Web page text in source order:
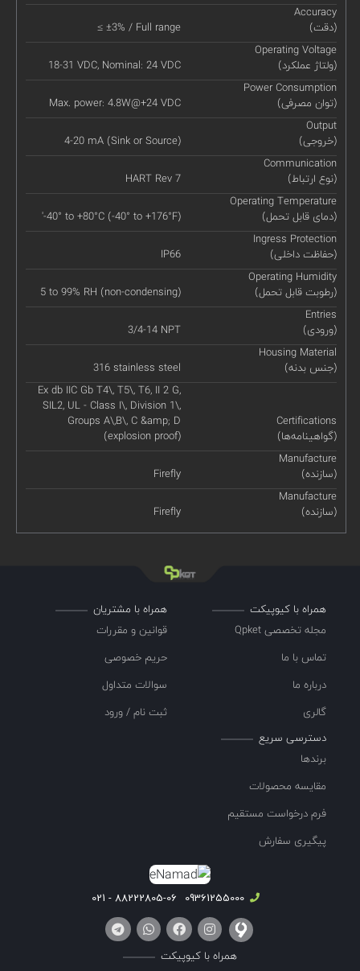
Accuracy
(دقت)
≤ ±3% / Full range
Operating Voltage
(ولتاژ عملکرد)
18-31 VDC, Nominal: 24 VDC
Power Consumption
(توان مصرفی)
Max. power: 4.8W@+24 VDC
Output
(خروجی)
4-20 mA (Sink or Source)
Communication
(نوع ارتباط)
HART Rev 7
Operating Temperature
(دمای قابل تحمل)
'-40° to +80°C (-40° to +176°F)
Ingress Protection
(حفاظت داخلی)
IP66
Operating Humidity
(رطوبت قابل تحمل)
5 to 99% RH (non-condensing)
Entries
(ورودی)
3/4-14 NPT
Housing Material
(جنس بدنه)
316 stainless steel
Certifications
(گواهینامه‌ها)
Ex db IIC Gb T4\, T5\, T6, II 2 G,
SIL2, UL - Class I\, Division 1\,
Groups A\,B\, C &amp; D
(explosion proof)
Manufacture
(سازنده)
Firefly
Manufacture
(سازنده)
Firefly
همراه با کیوپیکت
مجله تخصصی Qpket
تماس با ما
درباره ما
گالری
همراه با مشتریان
قوانین و مقررات
حریم خصوصی
سوالات متداول
ثبت نام / ورود
دسترسی سریع
برندها
مقایسه محصولات
فرم درخواست مستقیم
پیگیری سفارش
09361255000
88222805-06 - 021
همراه با کیوپیکت